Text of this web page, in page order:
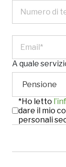
A quale
*Ho letto
dare il mio
personali